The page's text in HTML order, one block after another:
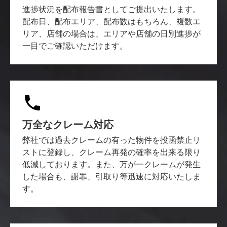
進捗状況を配布報告書としてご提出いたします。
配布日、配布エリア、配布数はもちろん、複数エ
リア、店舗の場合は、エリアや店舗の日別進捗が
一目でご確認いただけます。
万全なクレーム対応
弊社では過去クレームの有った物件を投函禁止リ
ストに登録し、クレーム再発の確率を出来る限り
低減しております。また、万が一クレームが発生
した場合も、謝罪、引取り等迅速に対応いたしま
す。